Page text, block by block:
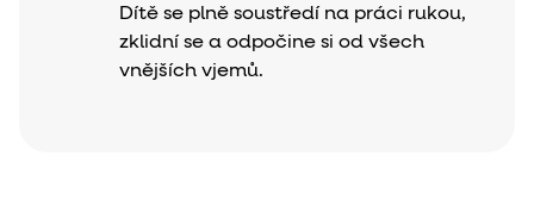
Dítě se plně soustředí na práci rukou,
zklidní se a odpočine si od všech
vnějších vjemů.